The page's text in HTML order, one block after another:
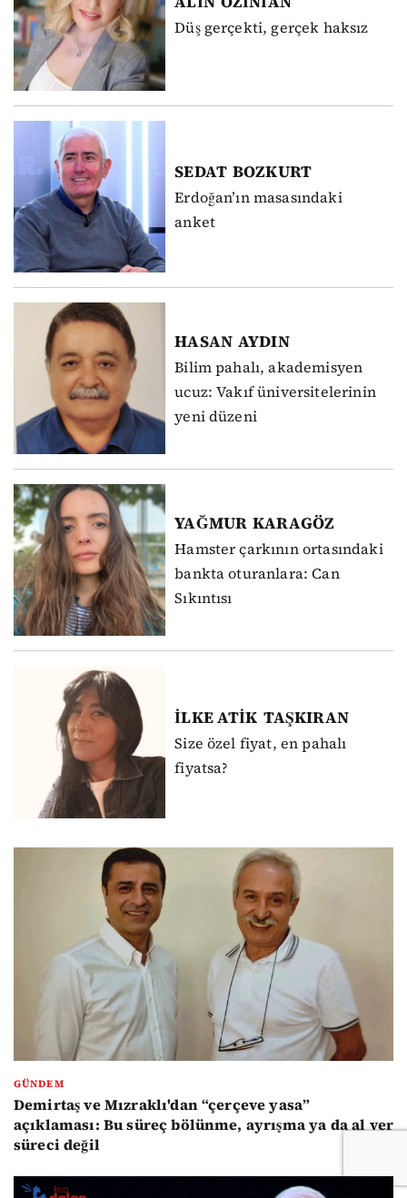
Düş gerçekti, gerçek haksız
SEDAT BOZKURT
Erdoğan’ın masasındaki
anket
HASAN AYDIN
Bilim pahalı, akademisyen
ucuz: Vakıf üniversitelerinin
yeni düzeni
YAĞMUR KARAGÖZ
Hamster çarkının ortasındaki
bankta oturanlara: Can
Sıkıntısı
İLKE ATİK TAŞKIRAN
Size özel fiyat, en pahalı
fiyatsa?
GÜNDEM
Demirtaş ve Mızraklı'dan “çerçeve yasa”
açıklaması: Bu süreç bölünme, ayrışma ya da al ver
süreci değil